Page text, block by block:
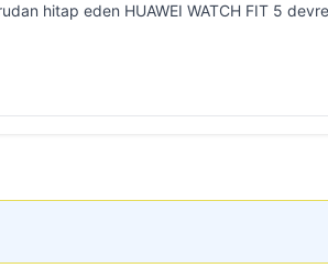
hitap eden HUAWEI WATCH FIT 5